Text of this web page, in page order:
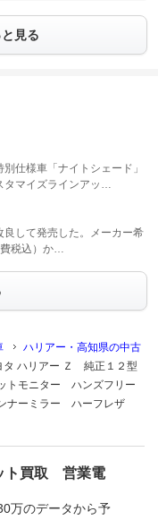
見る
仕様車「ナイトシェード」
タマイズラインアッ…
良して発売した。メーカー希
税込）か…
ハリアー・高知県の中古
タ ハリアー Ｚ 純正１２型
モニター ハンズフリー
ナーミラー ハーフレザ
ト買取 営業電
万のデータから予